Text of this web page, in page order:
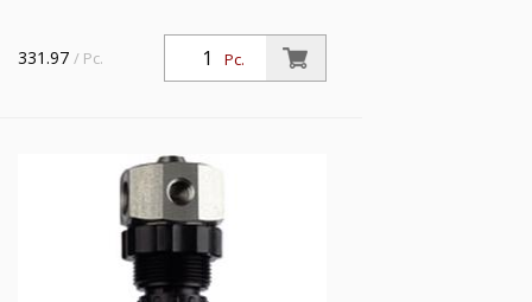
Pc.
331.97 / Pc.